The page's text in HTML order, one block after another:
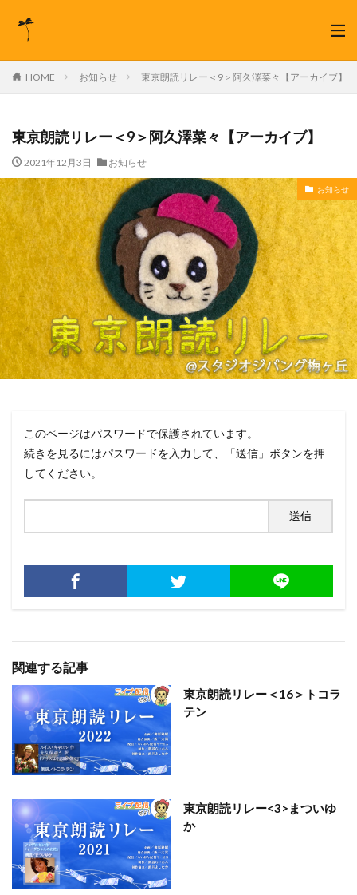
HOME お知らせ 東京朗読リレー＜9＞阿久澤菜々【アーカイブ】
東京朗読リレー＜9＞阿久澤菜々【アーカイブ】
2021年12月3日 お知らせ
お知らせ
このページはパスワードで保護されています。
続きを見るにはパスワードを入力して、「送信」ボタンを押
してください。
関連する記事
東京朗読リレー＜16＞トコラ
テン
東京朗読リレー<3>まついゆ
か